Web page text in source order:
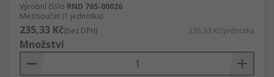
Výrobní číslo RND 765-00026
Mezisoučet (1 jednotka)
235,33 Kč(bez DPH) 235,33 Kč/jednotka
Množství